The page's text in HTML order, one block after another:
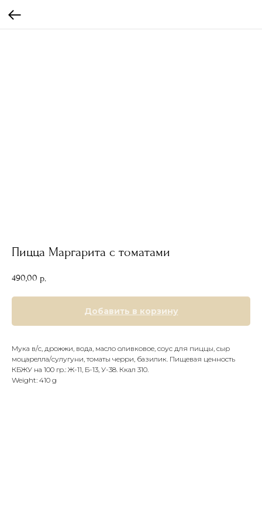
Пицца Маргарита с томатами
490,00 р.
Добавить в корзину
Мука в/с, дрожжи, вода, масло оливковое, соус для пиццы, сыр
моцарелла/сулугуни, томаты черри, базилик. Пищевая ценность
КБЖУ на 100 гр.: Ж-11, Б-13, У-38. Ккал 310.
Weight: 410 g